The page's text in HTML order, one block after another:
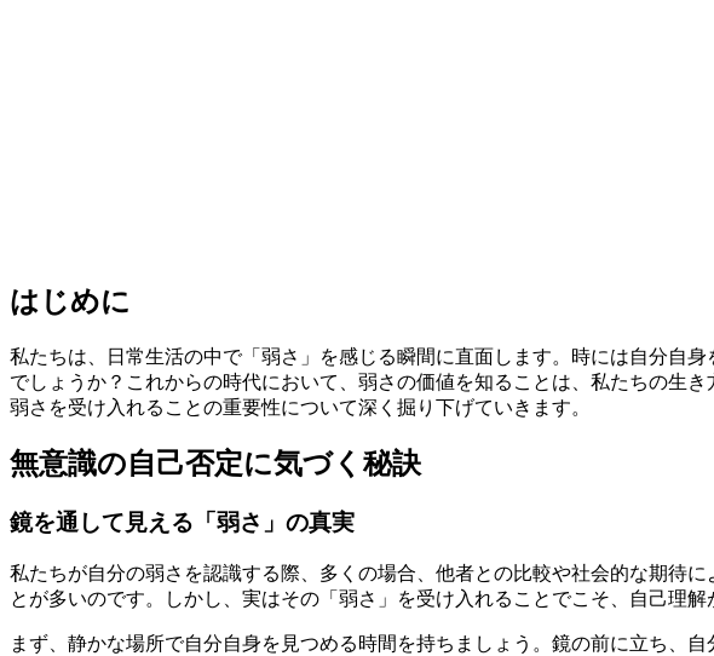
はじめに
私たちは、日常生活の中で「弱さ」を感じる瞬間に直面します。時には自分自
でしょうか？これからの時代において、弱さの価値を知ることは、私たちの生
弱さを受け入れることの重要性について深く掘り下げていきます。
無意識の自己否定に気づく秘訣
鏡を通して見える「弱さ」の真実
私たちが自分の弱さを認識する際、多くの場合、他者との比較や社会的な期待
とが多いのです。しかし、実はその「弱さ」を受け入れることでこそ、自己理
まず、静かな場所で自分自身を見つめる時間を持ちましょう。鏡の前に立ち、